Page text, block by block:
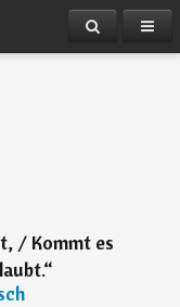
/ Kommt es
“